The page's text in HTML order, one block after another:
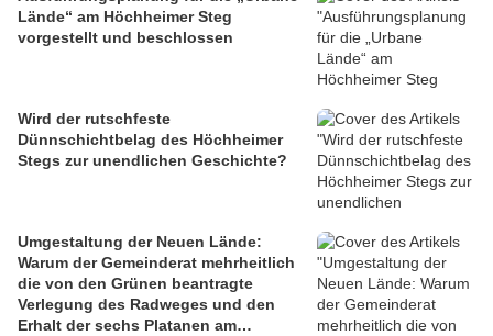
Lände“ am Höchheimer Steg
vorgestellt und beschlossen
Wird der rutschfeste
Dünnschichtbelag des Höchheimer
Stegs zur unendlichen Geschichte?
Umgestaltung der Neuen Lände:
Warum der Gemeinderat mehrheitlich
die von den Grünen beantragte
Verlegung des Radweges und den
Erhalt der sechs Platanen am